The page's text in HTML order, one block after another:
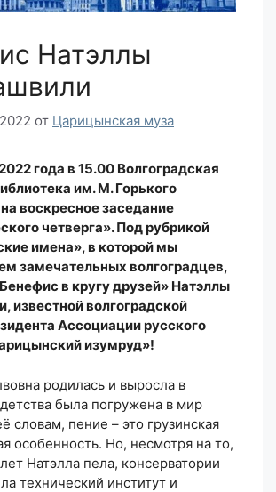
Натэллы
от Царицынская муза
года в 15.00 Волгоградская
им. М. Горького
воскресное заседание
четверга». Под рубрикой
имена», в которой мы
замечательных волгоградцев,
в кругу друзей» Натэллы
известной волгоградской
Ассоциации русского
изумруд»!
родилась и выросла в
была погружена в мир
словам, пение – это грузинская
особенность. Но, несмотря на то,
Натэлла пела, консерватории
технический институт и